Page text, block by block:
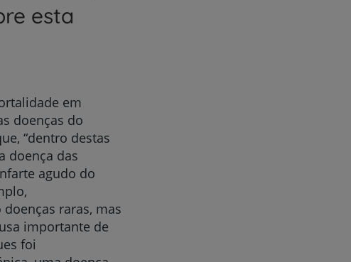
esta
em
doenças do
“dentro destas
doença das
agudo do
raras, mas
importante de
foi